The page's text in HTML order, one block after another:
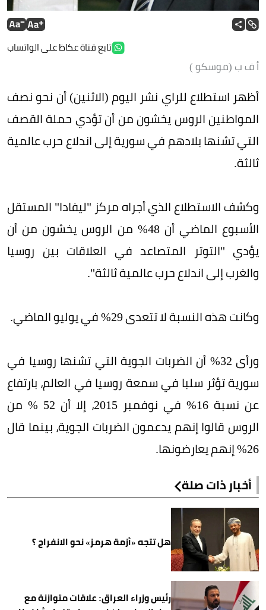
تابع قناة عكاظ على الواتساب
أ ف ب (موسكو )
أظهر استطلاع للراي نشر اليوم (الاثنين) أن نحو نصف
المواطنين الروس يخشون من أن تؤدي حملة القصف
التي تشنها بلادهم في سورية إلى اندلاع حرب عالمية
ثالثة.
وكشف الاستطلاع الذي أجراه مركز "ليفادا" المستقل
الأسبوع الماضي أن 48% من الروس يخشون من أن
يؤدي "التوتر المتصاعد في العلاقات بين روسيا
والغرب إلى اندلاع حرب عالمية ثالثة".
وكانت هذه النسبة لا تتعدى 29% في يوليو الماضي.
ورأى 32% أن الضربات الجوية التي تشنها روسيا في
سورية تؤثر سلبا في سمعة روسيا في العالم، بارتفاع
عن نسبة 16% في نوفمبر 2015، إلا أن 52 % من
الروس قالوا إنهم يدعمون الضربات الجوية، بينما قال
26% إنهم يعارضونها.
أخبار ذات صلة
هل تتجه «أزمة هرمز» نحو الانفراج ؟
رئيس وزراء العراق: علاقات متوازنة مع